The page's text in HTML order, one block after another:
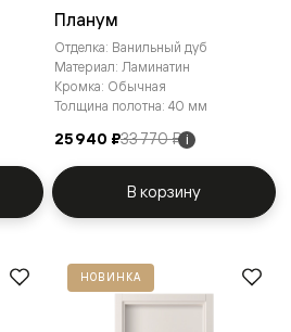
Планум
Отделка: Ванильный дуб
Материал: Ламинатин
Кромка: Обычная
Толщина полотна: 40 мм
25 940 ₽33 770 ₽ i
В корзину
НОВИНКА